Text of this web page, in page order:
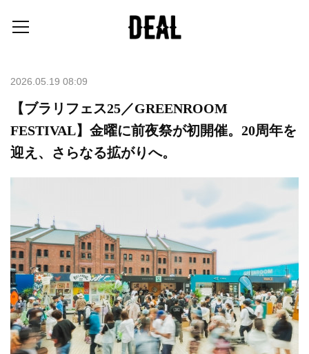
2026.05.19 08:09
【ブラリフェス25／GREENROOM
FESTIVAL】金曜に前夜祭が初開催。20周年を
迎え、さらなる拡がりへ。